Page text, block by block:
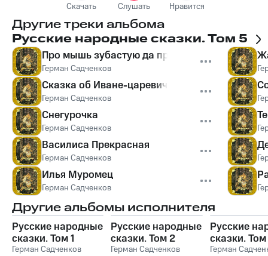
Скачать Слушать Нравится
Другие треки альбома
Русские народные сказки. Том 5
Про мышь зубастую да про воробья богатого
Герман Садченков
Сказка об Иване-царевиче, жар-птице и о
Герман Садченков
Снегурочка
Герман Садченков
Василиса Прекрасная
Герман Садченков
Илья Муромец
Герман Садченков
Другие альбомы исполнителя
Русские народные
сказки. Том 1
Герман Садченков
Русские народные
сказки. Том 2
Герман Садченков
Русские
сказки.
Герман